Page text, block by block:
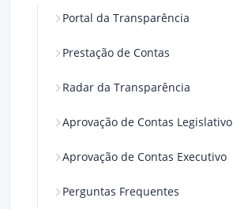
Portal da Transparência
Prestação de Contas
Radar da Transparência
Aprovação de Contas Legislativo
Aprovação de Contas Executivo
Perguntas Frequentes